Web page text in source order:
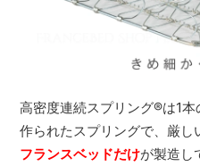
高密度連続スプリング®は1
作られたスプリングで、厳
フランスベッドだけが製造し